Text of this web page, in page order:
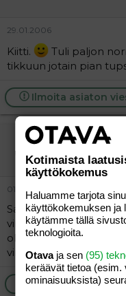
29.01.2006
Kiitti.
Tuli paljon
tikkuun jotain pian
Ilmoita asiaton
taustalla
Aktiivinen jäsen
01.02.2006
Saako Advance
virtsaa jäähdyttää?
olisi minulle tärkeää
virtsan
Ilmoita asiaton
Kotimaista
käyttökokemus
Haluamme tarjota
käyttökokemuksen ja
käytämme tällä
teknologioita.
Otavaja sen (95)
keräävät tietoa
ominaisuuk­sista)